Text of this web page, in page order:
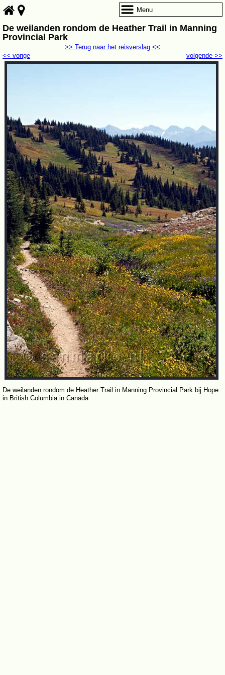
De weilanden rondom de Heather Trail in Manning
Provincial Park
volgende >>
<< vorige
>> Terug naar het reisverslag <<
De weilanden rondom de Heather Trail in Manning Provincial Park bij Hope
in British Columbia in Canada
Menu